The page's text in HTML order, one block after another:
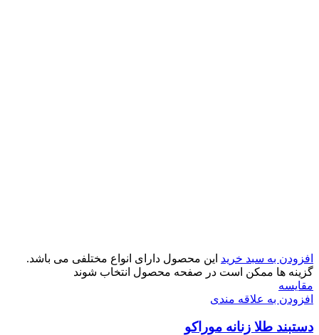
افزودن به سبد خرید این محصول دارای انواع مختلفی می باشد.
گزینه ها ممکن است در صفحه محصول انتخاب شوند
مقایسه
افزودن به علاقه مندی
دستبند طلا زنانه موراکو